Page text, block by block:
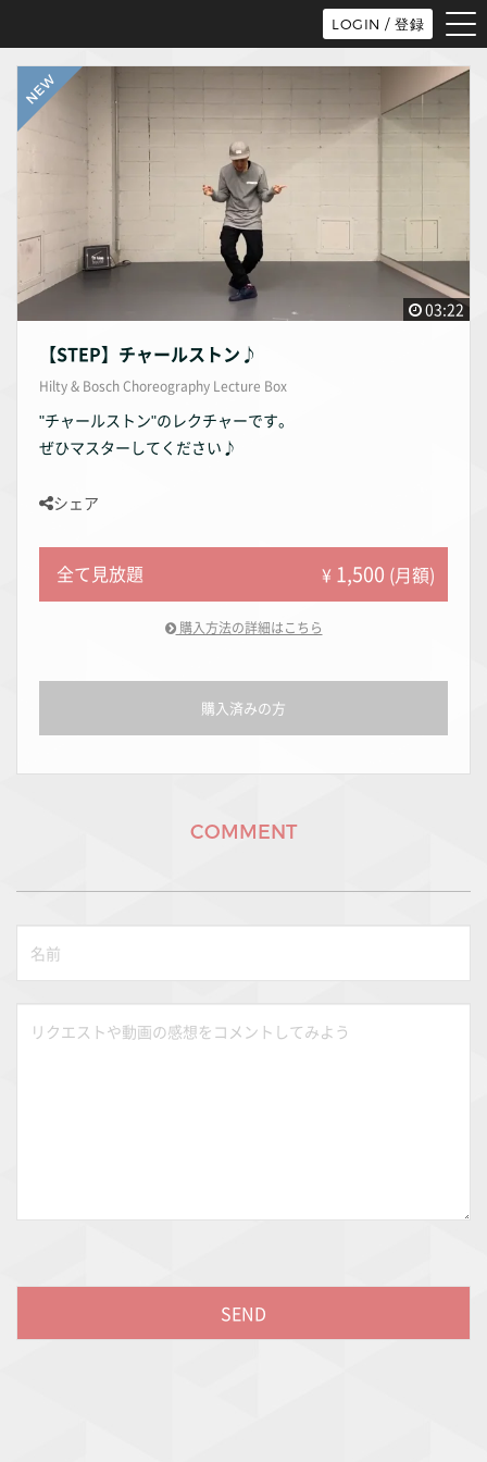
LOGIN / 登録
03:22
【STEP】チャールストン♪
Hilty & Bosch Choreography Lecture Box
"チャールストン"のレクチャーです。
ぜひマスターしてください♪
シェア
全て見放題 ¥ 1,500 (月額)
購入方法の詳細はこちら
購入済みの方
COMMENT